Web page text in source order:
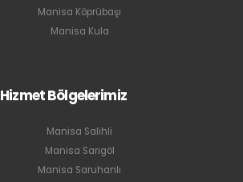
Manisa Köprübaşı
Manisa Kula
Hizmet Bölgelerimiz
Manisa Salihli
Manisa Sarıgöl
Manisa Saruhanlı